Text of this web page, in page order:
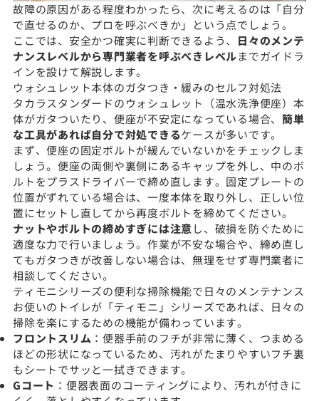
故障の原因がある程度わかったら、次に考えるのは「自分
で直せるのか、プロを呼ぶべきか」という点でしょう。
ここでは、安全かつ確実に判断できるよう、 日々のメンテ
ナンスレベルから専門業者を呼ぶべきレベルまでガイドラ
インを設けて解説します。
ウォシュレット本体のガタつき・緩みのセルフ対処法
タカラスタンダードのウォシュレット（温水洗浄便座）本
体がガタついたり、便座が不安定になっている場合、 簡単
な工具があれば自分で対処できるケースが多いです。
まず、便座の固定ボルトが緩んでいないかをチェックしま
しょう。便座の両側や裏側にあるキャップを外し、中のボ
ルトをプラスドライバーで締め直します。固定プレートの
位置がずれている場合は、一度本体を取り外し、正しい位
置にセットし直してから再度ボルトを締めてください。
ナットやボルトの締めすぎには注意 し、破損を防ぐために
適度な力で行いましょう。作業が不安な場合や、締め直し
てもガタつきが改善しない場合は、無理をせず専門業者に
相談してください。
ティモニシリーズの便利な掃除機能で日々のメンテナンス
お使いのトイレが「ティモニ」シリーズであれば、日々の
掃除を楽にするための機能が備わっています。
フロントスリム ：便器手前のフチが非常に薄く、つまめる
ほどの形状になっているため、汚れがたまりやすいフチ裏
もシートでサッと一拭きできます。
Gコート ：便器表面のコーティングにより、汚れが付きに